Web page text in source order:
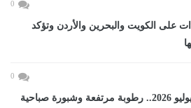
0
على الكويت والبحرين والأردن وتؤكد
0
طقس الخميس 9 يوليو 2026.. رطوبة مرتفعة وشبورة صباحية